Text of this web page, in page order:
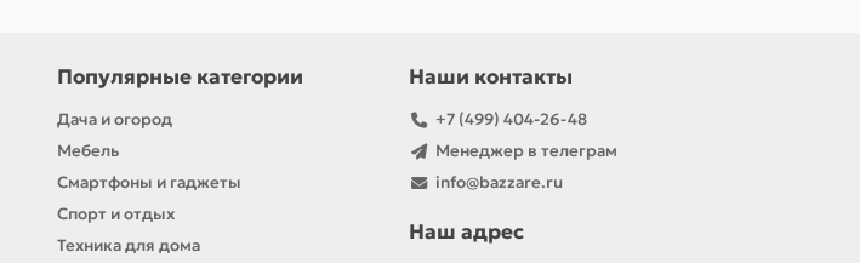
Популярные категории
Дача и огород
Мебель
Смартфоны и гаджеты
Спорт и отдых
Техника для дома
Наши контакты
+7 (499) 404-26-48
Менеджер в телеграм
info@bazzare.ru
Наш адрес